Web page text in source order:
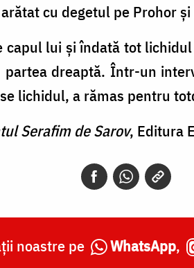
cu degetul pe Prohor şi
lui şi îndată tot
dreaptă. Într-un
lichidul, a rămas pentru
Serafim de Sarov, Editura
noastre pe WhatsApp,